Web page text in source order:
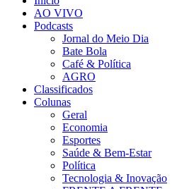
AO VIVO
Podcasts
Jornal do Meio Dia
Bate Bola
Café & Política
AGRO
Classificados
Colunas
Geral
Economia
Esportes
Saúde & Bem-Estar
Política
Tecnologia & Inovação